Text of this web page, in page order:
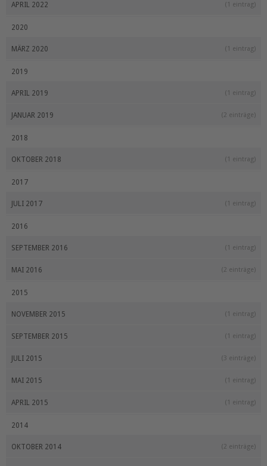
APRIL 2022 (1 eintrag)
2020
MÄRZ 2020 (1 eintrag)
2019
APRIL 2019 (1 eintrag)
JANUAR 2019 (2 einträge)
2018
OKTOBER 2018 (1 eintrag)
2017
JULI 2017 (1 eintrag)
2016
SEPTEMBER 2016 (1 eintrag)
MAI 2016 (2 einträge)
2015
NOVEMBER 2015 (1 eintrag)
SEPTEMBER 2015 (1 eintrag)
JULI 2015 (3 einträge)
MAI 2015 (1 eintrag)
APRIL 2015 (1 eintrag)
2014
OKTOBER 2014 (2 einträge)